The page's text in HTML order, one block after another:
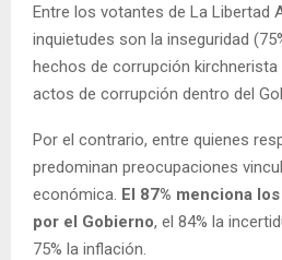
Entre los votantes de La Libertad
inquietudes son la inseguridad
hechos de corrupción
actos de corrupción dentro del
Por el contrario, entre quienes
predominan preocupaciones
económica. El 87% menciona
por el Gobierno, el 84% la
75% la inflación.